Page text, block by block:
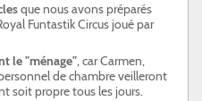
que nous avons préparés
Funtastik Circus joué par
le "ménage", car Carmen,
de chambre veilleront
soit propre tous les jours.